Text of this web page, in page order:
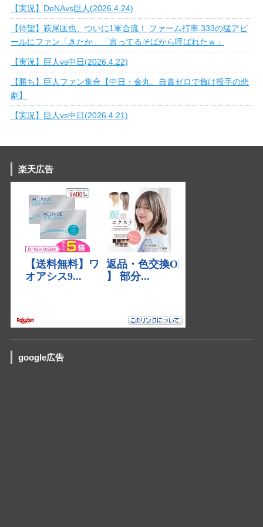
【実況】DeNAvs巨人(2026.4.24)
【待望】萩尾匡也、ついに1軍合流！ ファーム打率.333の猛アピ
ールにファン「きたか」「言ってるそばから呼ばれたｗ」
【実況】巨人vs中日(2026.4.22)
【勝ち】巨人ファン集合【中日・金丸、自責ゼロで負け投手の悲
劇】
【実況】巨人vs中日(2026.4.21)
楽天広告
google広告